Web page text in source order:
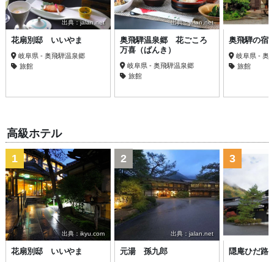
出典：jalan.net
花扇別邸 いいやま
岐阜県 - 奥飛騨温泉郷
旅館
出典：jalan.net
奥飛騨温泉郷 花ごころ
万喜（ばんき）
岐阜県 - 奥飛騨温泉郷
旅館
奥飛騨の
岐阜県 - 奥
旅館
高級ホテル
出典：ikyu.com
1
花扇別邸 いいやま
出典：jalan.net
2
元湯 孫九郎
3
隠庵ひだ路